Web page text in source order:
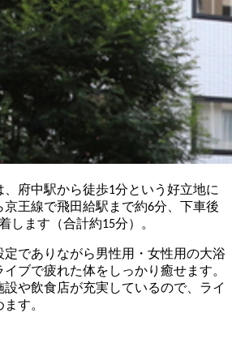
府中駅から徒歩1分という好立地に
王線で飛田給駅まで約6分、下車後
します（合計約15分）。
定でありながら男性用・女性用の大浴
ブで疲れた体をしっかり癒せます。
や飲食店が充実しているので、ライ
す。